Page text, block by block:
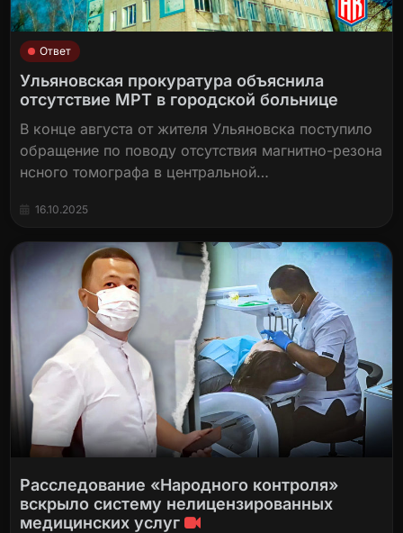
Ответ
Ульяновская прокуратура объяснила
отсутствие МРТ в городской больнице
В конце августа от жителя Ульяновска поступило
обращение по поводу отсутствия магнитно-резона
нсного томографа в центральной…
16.10.2025
Расследование «Народного контроля»
вскрыло систему нелицензированных
медицинских услуг